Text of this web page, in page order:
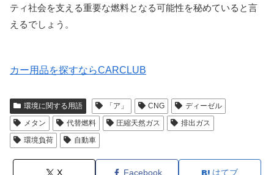
ティ社会を支える重要な燃料となる可能性を秘めていると言
えるでしょう。
カー用品を探すならCARCLUB
環境に関する用語 「ア」 CNG
ディーゼル
メタン
代替燃料 圧縮天然ガス
排出ガス
環境負荷
自動車
X Facebook はてブ